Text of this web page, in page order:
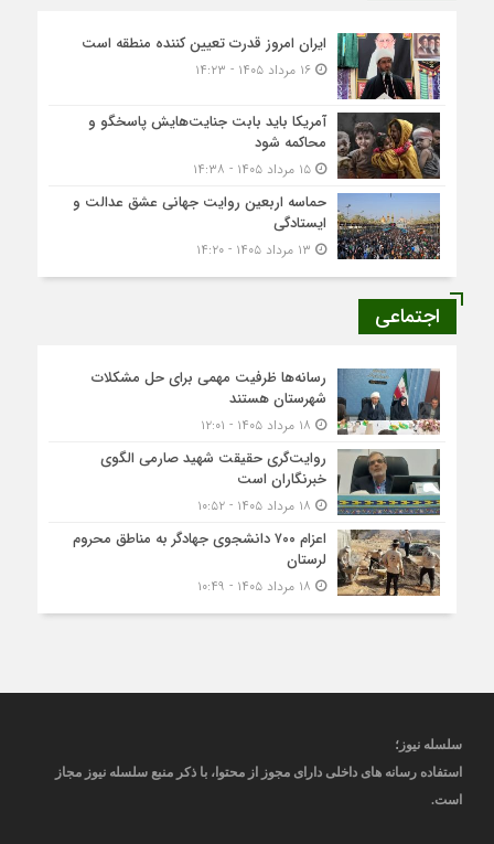
ایران امروز قدرت تعیین کننده منطقه است
۱۶ مرداد ۱۴۰۵ - ۱۴:۲۳
آمریکا باید بابت جنایت‌هایش پاسخگو و
محاکمه شود
۱۵ مرداد ۱۴۰۵ - ۱۴:۳۸
حماسه اربعین روایت جهانی عشق عدالت و
ایستادگی
اجتماعی
رسانه‌ها ظرفیت مهمی برای حل مشکلات
شهرستان هستند
روایت‌گری حقیقت شهید صارمی الگوی
خبرنگاران است
اعزام ۷۰۰ دانشجوی جهادگر به مناطق محروم
لرستان
سلسله نیوز؛
استفاده رسانه های داخلی دارای مجوز از محتوا، با ذکر منبع سلسله نیوز مجاز
است.